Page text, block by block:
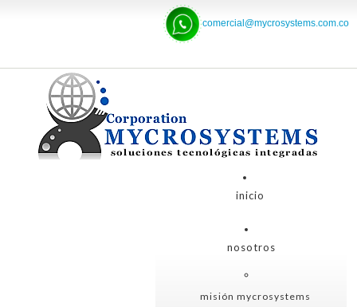
comercial@mycrosystems.com.co
inicio
nosotros
misión mycrosystems